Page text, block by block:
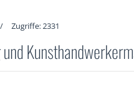
Zugriffe: 2331